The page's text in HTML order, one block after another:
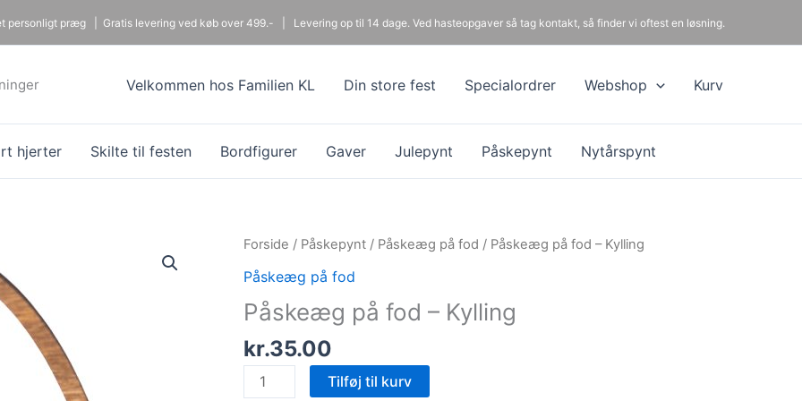
personligt præg | Gratis levering ved køb over 499.- | Levering op til 14 dage. Ved hasteopgaver så tag kontakt, så finder vi oftest en løsning.
Velkommen hos Familien KL Din store fest Specialordrer Webshop Kurv
hjerter Skilte til festen Bordfigurer Gaver Julepynt Påskepynt Nytårspynt
Forside / Påskepynt / Påskeæg på fod / Påskeæg på fod – Kylling
Påskeæg på fod
Påskeæg på fod – Kylling
kr.35.00
Påskeæg
Tilføj til kurv